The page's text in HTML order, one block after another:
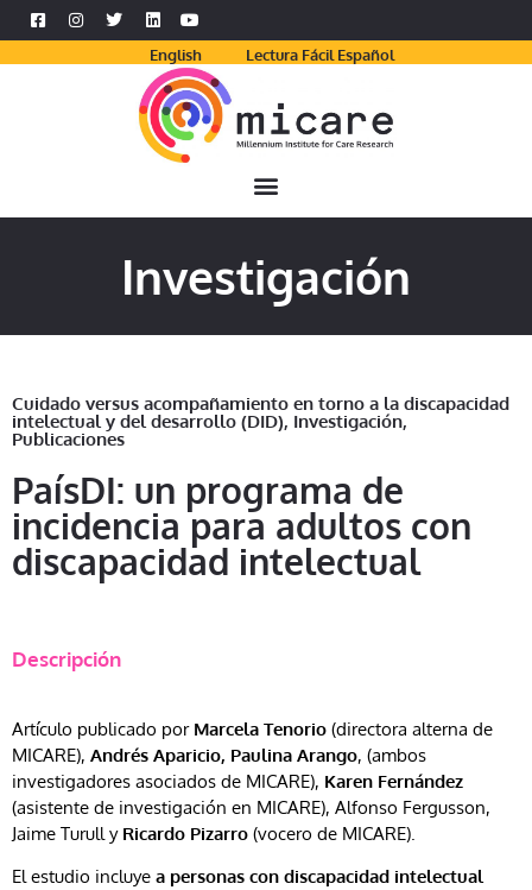
English Lectura Fácil Español
Investigación
Cuidado versus acompañamiento en torno a la discapacidad
intelectual y del desarrollo (DID), Investigación,
Publicaciones
PaísDI: un programa de
incidencia para adultos con
discapacidad intelectual
Descripción
Artículo publicado porMarcela Tenorio (directora alterna de
MICARE), Andrés Aparicio, Paulina Arango, (ambos
investigadores asociados de MICARE), Karen Fernández
(asistente de investigación en MICARE), Alfonso Fergusson,
Jaime Turull y Ricardo Pizarro (vocero de MICARE).
El estudio incluye a personas con discapacidad intelectual